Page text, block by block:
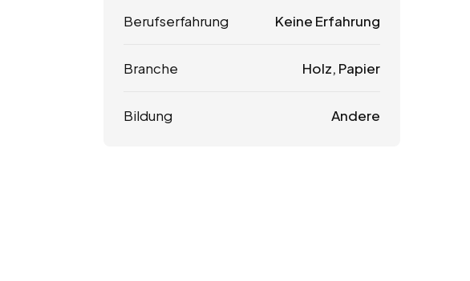
Berufserfahrung Keine Erfahrung
Branche Holz, Papier
Bildung Andere